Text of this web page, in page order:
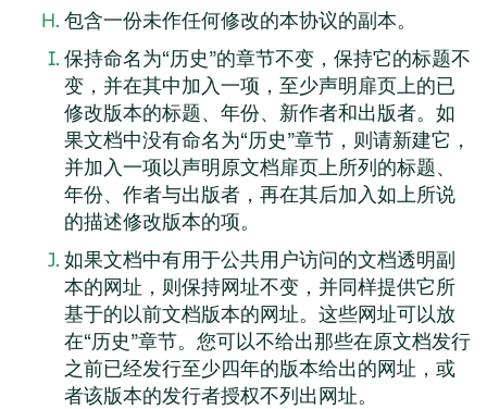
包含一份未作任何修改的本协议的副本。
保持命名为“历史”的章节不变，保持它的标题不
变，并在其中加入一项，至少声明扉页上的已
修改版本的标题、年份、新作者和出版者。如
果文档中没有命名为“历史”章节，则请新建它，
并加入一项以声明原文档扉页上所列的标题、
年份、作者与出版者，再在其后加入如上所说
的描述修改版本的项。
如果文档中有用于公共用户访问的文档透明副
本的网址，则保持网址不变，并同样提供它所
基于的以前文档版本的网址。这些网址可以放
在“历史”章节。您可以不给出那些在原文档发行
之前已经发行至少四年的版本给出的网址，或
者该版本的发行者授权不列出网址。